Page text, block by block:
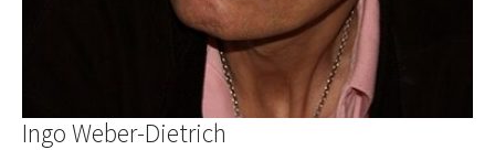
Ingo Weber-Dietrich